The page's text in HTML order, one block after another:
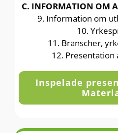
C. INFORMATION OM
9. Information om
10.
11. Branscher,
12. Presentation
Inspelade